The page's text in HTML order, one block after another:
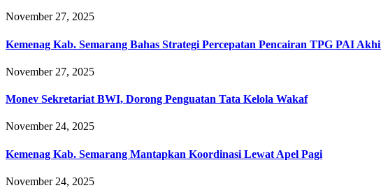
November 27, 2025
Kemenag Kab. Semarang Bahas Strategi Percepatan Pencairan TPG PAI
November 27, 2025
Monev Sekretariat BWI, Dorong Penguatan Tata Kelola Wakaf
November 24, 2025
Kemenag Kab. Semarang Mantapkan Koordinasi Lewat Apel Pagi
November 24, 2025